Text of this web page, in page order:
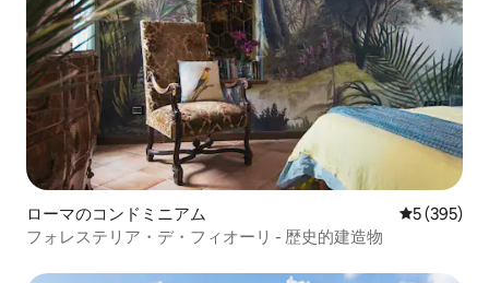
ローマのコンドミニアム レビュー
5 (395)
フォレステリア・デ・フィオーリ - 歴史的建造物